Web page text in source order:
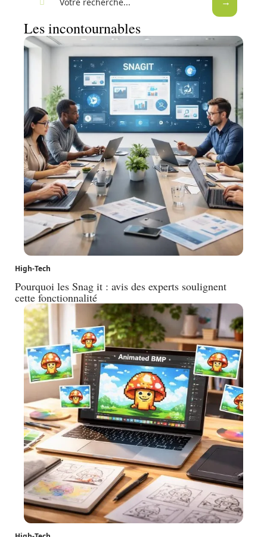
Les incontournables
High-Tech
Pourquoi les Snag it : avis des experts soulignent
cette fonctionnalité